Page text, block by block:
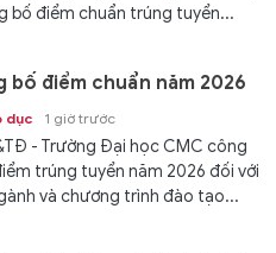
bố điểm chuẩn trúng tuyển...
điểm chuẩn năm 2026
dục 1 giờ trước
- Trường Đại học CMC công
trúng tuyển năm 2026 đối với
và chương trình đào tạo...